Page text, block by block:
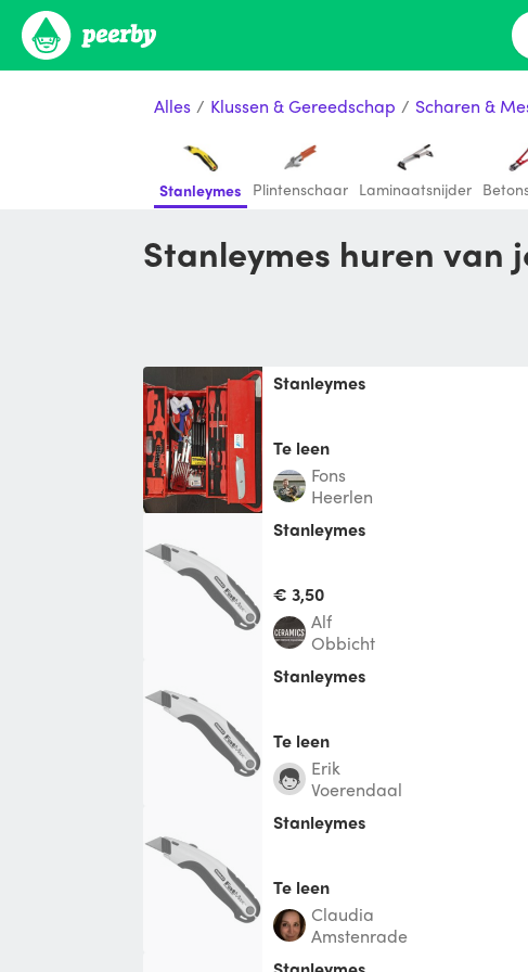
Alles / Klussen & Gereedschap / Scharen &
Stanleymes Plintenschaar Laminaatsnijder
Stanleymes huren
Stanleymes
Te leen
Fons
Heerlen
Stanleymes
€ 3,50
Alf
Obbicht
Stanleymes
Te leen
Erik
Voerendaal
stanleymes
Te leen
Claudia
Amstenrade